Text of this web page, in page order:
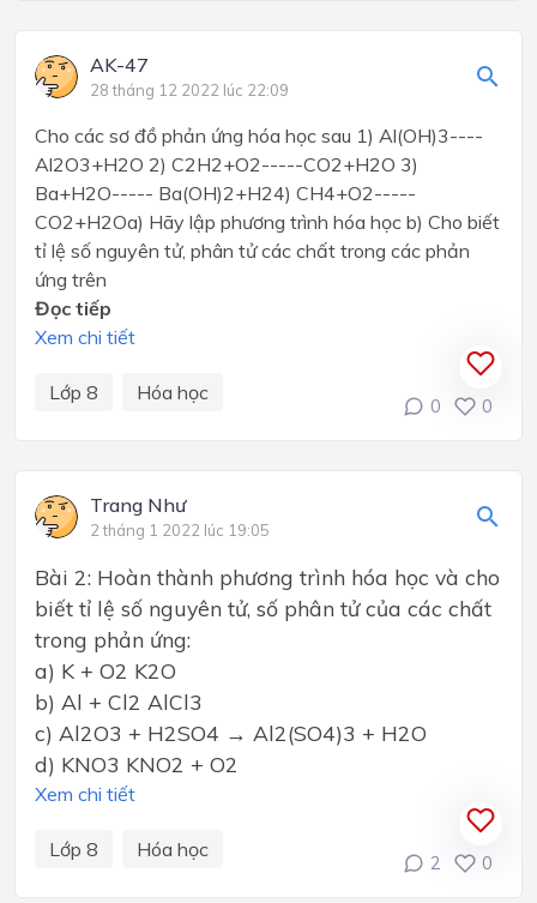
AK-47
28 tháng 12 2022 lúc 22:09
Cho các sơ đồ phản ứng hóa học sau 1) Al(OH)3----
Al2O3+H2O 2) C2H2+O2-----CO2+H2O 3)
Ba+H2O----- Ba(OH)2+H24) CH4+O2-----
CO2+H2Oa) Hãy lập phương trình hóa học b) Cho biết
tỉ lệ số nguyên tử, phân tử các chất trong các phản
ứng trên
Đọc tiếp
Xem chi tiết
Lớp 8 Hóa học
0 0
Trang Như
2 tháng 1 2022 lúc 19:05
Bài 2: Hoàn thành phương trình hóa học và cho
biết tỉ lệ số nguyên tử, số phân tử của các chất
trong phản ứng:
a) K + O2 K2O
b) Al + Cl2 AlCl3
c) Al2O3 + H2SO4 → Al2(SO4)3 + H2O
d) KNO3 KNO2 + O2
Xem chi tiết
Lớp 8 Hóa học
2 0